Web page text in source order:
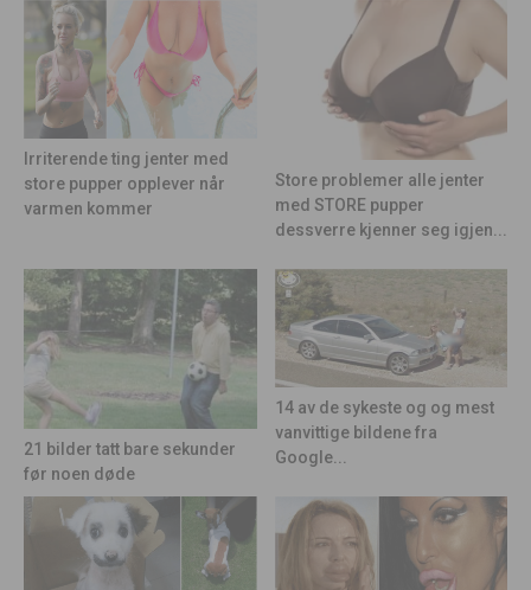
Irriterende ting jenter med
store pupper opplever når
varmen kommer
Store problemer alle jenter
med STORE pupper
dessverre kjenner seg igjen...
21 bilder tatt bare sekunder
før noen døde
14 av de sykeste og og mest
vanvittige bildene fra
Google...